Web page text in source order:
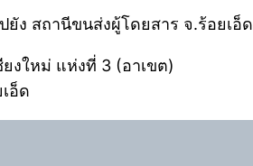
ง สถานีขนส่งผู้โดยสาร จ.ร้อยเอ็
งใหม่ แห่งที่ 3 (อาเขต)
อ็ด